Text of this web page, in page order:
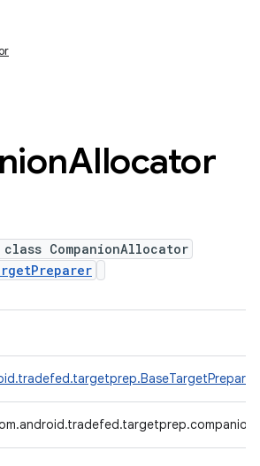
Allocator
CompanionAllocator